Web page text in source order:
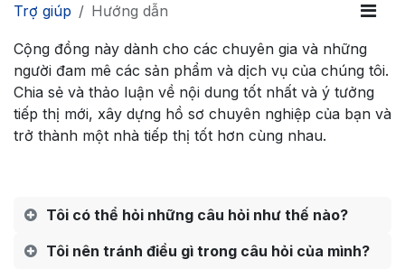
Trợ giúp Hướng dẫn
Cộng đồng này dành cho các chuyên gia và những
người đam mê các sản phẩm và dịch vụ của chúng tôi.
Chia sẻ và thảo luận về nội dung tốt nhất và ý tưởng
tiếp thị mới, xây dựng hồ sơ chuyên nghiệp của bạn và
trở thành một nhà tiếp thị tốt hơn cùng nhau.
Tôi có thể hỏi những câu hỏi như thế nào?
Tôi nên tránh điều gì trong câu hỏi của mình?